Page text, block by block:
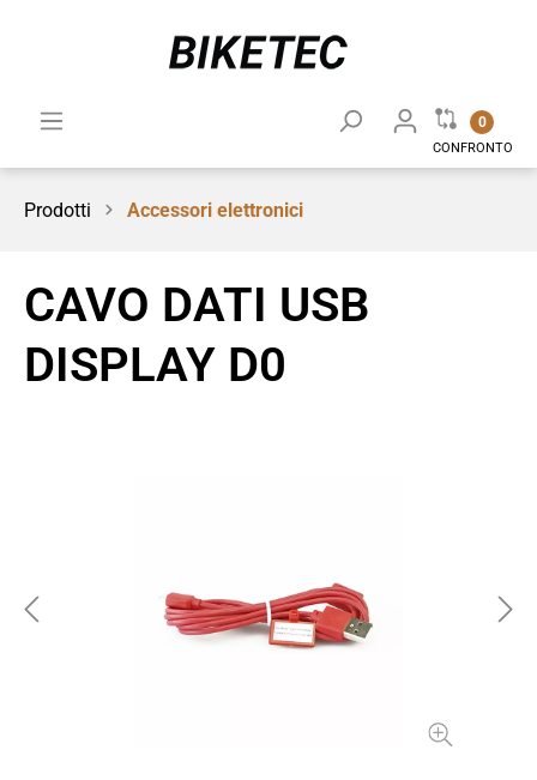
0
CONFRONTO
Prodotti Accessori elettronici
CAVO DATI USB
DISPLAY D0